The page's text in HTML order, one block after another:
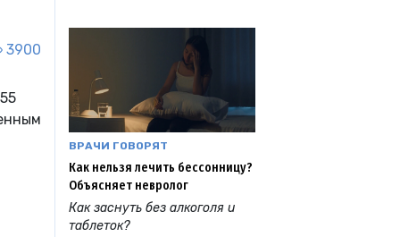
3900
ВРАЧИ ГОВОРЯТ
Как нельзя лечить бессонницу?
Объясняет невролог
Как заснуть без алкоголя и
таблеток?